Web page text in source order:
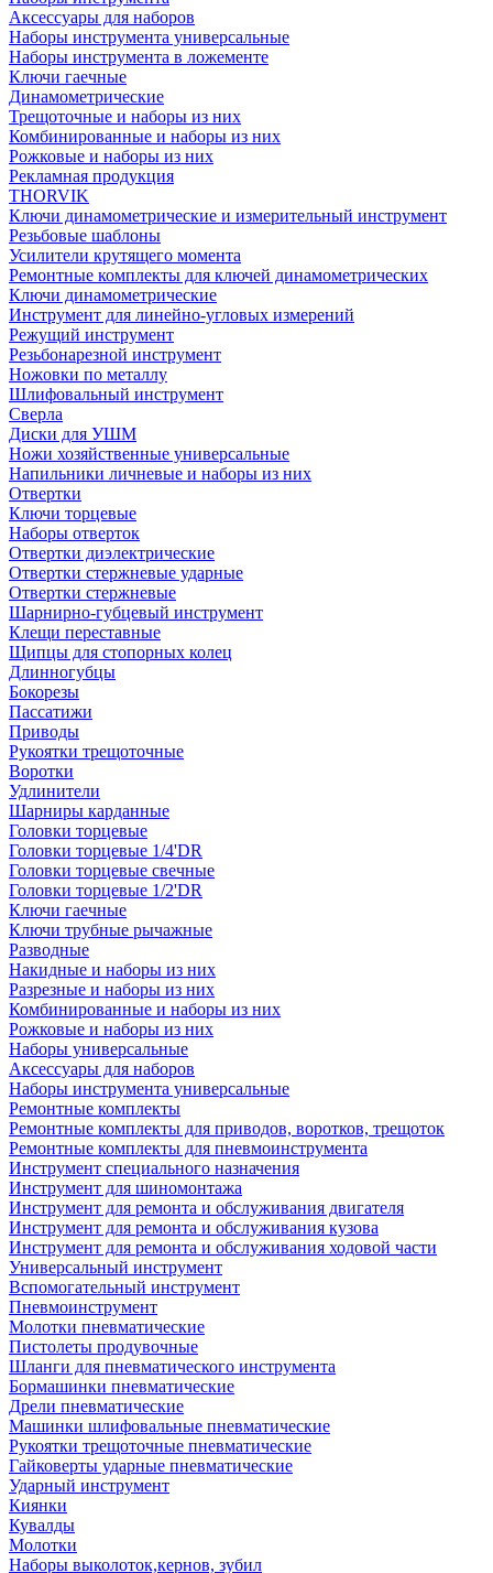
Аксессуары для наборов
Наборы инструмента универсальные
Наборы инструмента в ложементе
Ключи гаечные
Динамометрические
Трещоточные и наборы из них
Комбинированные и наборы из них
Рожковые и наборы из них
Рекламная продукция
THORVIK
Ключи динамометрические и измерительный инструмент
Резьбовые шаблоны
Усилители крутящего момента
Ремонтные комплекты для ключей динамометрических
Ключи динамометрические
Инструмент для линейно-угловых измерений
Режущий инструмент
Резьбонарезной инструмент
Ножовки по металлу
Шлифовальный инструмент
Сверла
Диски для УШМ
Ножи хозяйственные универсальные
Напильники личневые и наборы из них
Отвертки
Ключи торцевые
Наборы отверток
Отвертки диэлектрические
Отвертки стержневые ударные
Отвертки стержневые
Шарнирно-губцевый инструмент
Клещи переставные
Щипцы для стопорных колец
Длинногубцы
Бокорезы
Пассатижи
Приводы
Рукоятки трещоточные
Воротки
Удлинители
Шарниры карданные
Головки торцевые
Головки торцевые 1/4'DR
Головки торцевые свечные
Головки торцевые 1/2'DR
Ключи гаечные
Ключи трубные рычажные
Разводные
Накидные и наборы из них
Разрезные и наборы из них
Комбинированные и наборы из них
Рожковые и наборы из них
Наборы универсальные
Аксессуары для наборов
Наборы инструмента универсальные
Ремонтные комплекты
Ремонтные комплекты для приводов, воротков, трещоток
Ремонтные комплекты для пневмоинструмента
Инструмент специального назначения
Инструмент для шиномонтажа
Инструмент для ремонта и обслуживания двигателя
Инструмент для ремонта и обслуживания кузова
Инструмент для ремонта и обслуживания ходовой части
Универсальный инструмент
Вспомогательный инструмент
Пневмоинструмент
Молотки пневматические
Пистолеты продувочные
Шланги для пневматического инструмента
Бормашинки пневматические
Дрели пневматические
Машинки шлифовальные пневматические
Рукоятки трещоточные пневматические
Гайковерты ударные пневматические
Ударный инструмент
Киянки
Кувалды
Молотки
Наборы выколоток,кернов, зубил